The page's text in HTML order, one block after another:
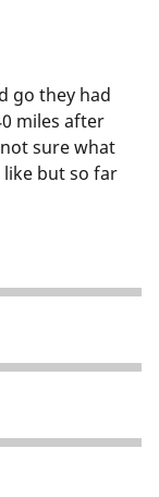
go they had
miles after
sure what
but so far